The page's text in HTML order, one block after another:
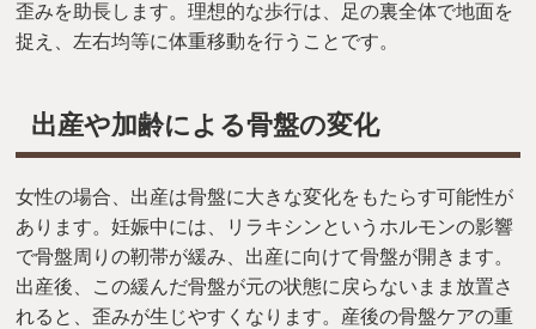
歪みを助長します。理想的な歩行は、足の裏全体で地面を
捉え、左右均等に体重移動を行うことです。
出産や加齢による骨盤の変化
女性の場合、出産は骨盤に大きな変化をもたらす可能性が
あります。妊娠中には、リラキシンというホルモンの影響
で骨盤周りの靭帯が緩み、出産に向けて骨盤が開きます。
出産後、この緩んだ骨盤が元の状態に戻らないまま放置さ
れると、歪みが生じやすくなります。産後の骨盤ケアの重